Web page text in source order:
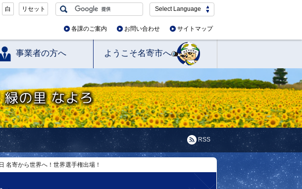
白 リセット Select Language
各課のご案内 お問い合わせ サイトマップ
事業者の方へ ようこそ名寄市へ
緑の里 なよろ
RSS
名寄から世界へ！世界選手権出場！